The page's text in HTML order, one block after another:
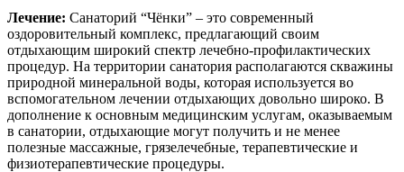
Лечение: Санаторий “Чёнки” – это современный
оздоровительный комплекс, предлагающий своим
отдыхающим широкий спектр лечебно-профилактических
процедур. На территории санатория располагаются скважины
природной минеральной воды, которая используется во
вспомогательном лечении отдыхающих довольно широко. В
дополнение к основным медицинским услугам, оказываемым
в санатории, отдыхающие могут получить и не менее
полезные массажные, грязелечебные, терапевтические и
физиотерапевтические процедуры.